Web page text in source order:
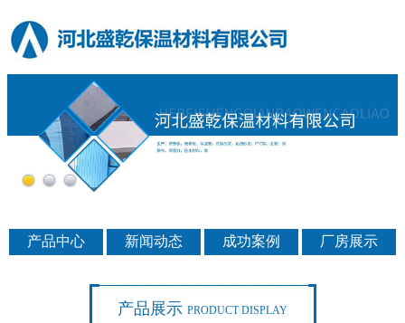
产品中心 新闻动态 成功案例 厂房展示
产品展示 PRODUCT DISPLAY